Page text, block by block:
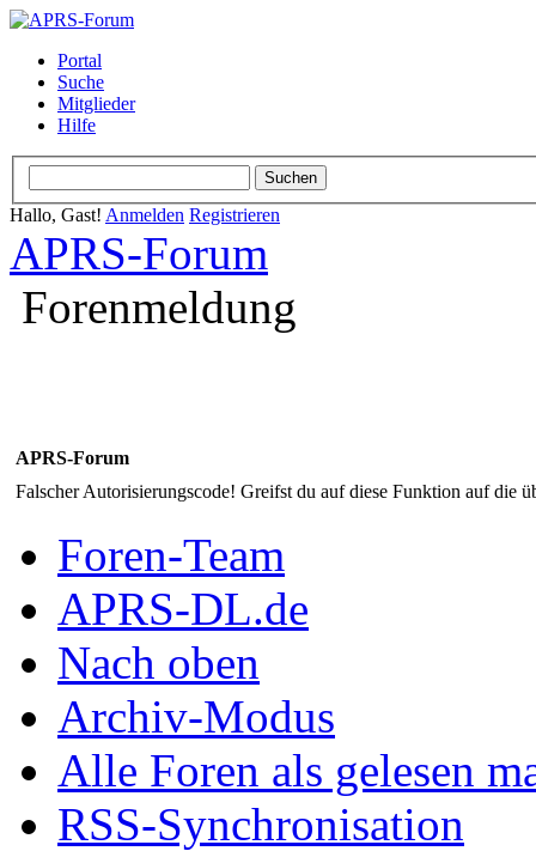
Portal
Suche
Mitglieder
Hilfe
Hallo, Gast! Anmelden Registrieren
APRS-Forum
Forenmeldung
APRS-Forum
Falscher Autorisierungscode! Greifst du auf diese Funktion auf die
Foren-Team
APRS-DL.de
Nach oben
Archiv-Modus
Alle Foren als gelesen
RSS-Synchronisation